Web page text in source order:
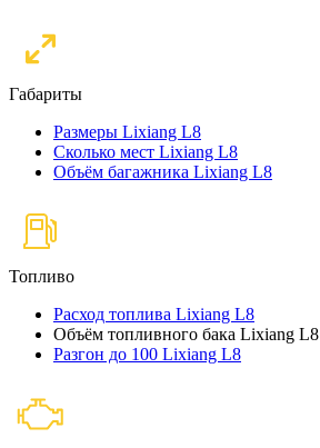
Габариты
Размеры Lixiang L8
Сколько мест Lixiang L8
Объём багажника Lixiang L8
Топливо
Расход топлива Lixiang L8
Объём топливного бака Lixiang L8
Разгон до 100 Lixiang L8